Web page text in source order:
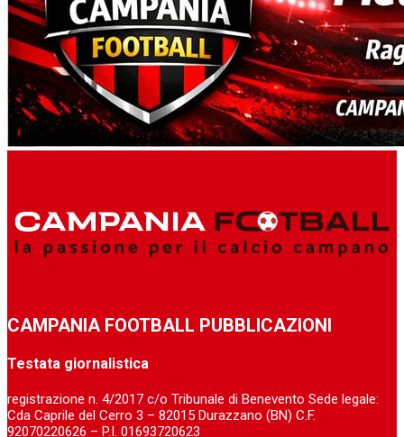
CAMPANIA FOOTBALL PUBBLICAZIONI
Testata giornalistica
registrazione n. 4/2017 c/o Tribunale di Benevento Sede legale:
Cda Caprile del Cerro 3 – 82015 Durazzano (BN) C.F.
92070220626 – P.I. 01693720623